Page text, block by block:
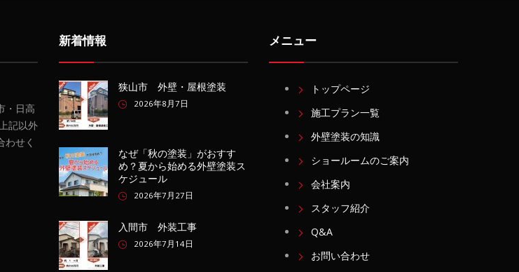
・日高
記以外
せく
新着情報
狭山市 外壁・屋根塗装
2026年8月7日
なぜ「秋の塗装」がおすす
め？夏から始める外壁塗装ス
ケジュール
2026年7月27日
入間市 外装工事
2026年7月14日
メニュー
トップページ
施工プラン一覧
外壁塗装の知識
ショールームのご案内
会社案内
スタッフ紹介
Q&A
お問い合わせ